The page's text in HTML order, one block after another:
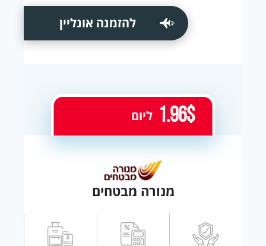
להזמנה אונליין
מנורה מבטחים
1.96$ ליום